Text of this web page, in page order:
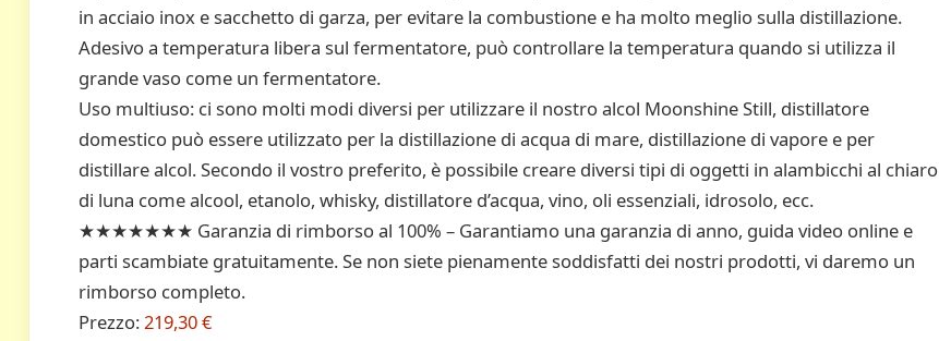
in acciaio inox e sacchetto di garza, per evitare la combustione e ha molto meglio sulla distillazione.
Adesivo a temperatura libera sul fermentatore, può controllare la temperatura quando si utilizza il
grande vaso come un fermentatore.
Uso multiuso: ci sono molti modi diversi per utilizzare il nostro alcol Moonshine Still, distillatore
domestico può essere utilizzato per la distillazione di acqua di mare, distillazione di vapore e per
distillare alcol. Secondo il vostro preferito, è possibile creare diversi tipi di oggetti in alambicchi al chiaro
di luna come alcool, etanolo, whisky, distillatore d’acqua, vino, oli essenziali, idrosolo, ecc.
★★★★★★★ Garanzia di rimborso al 100% – Garantiamo una garanzia di anno, guida video online e
parti scambiate gratuitamente. Se non siete pienamente soddisfatti dei nostri prodotti, vi daremo un
rimborso completo.
Prezzo:219,30 €